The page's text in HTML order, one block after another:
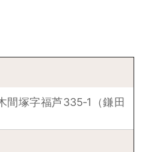
間塚字福芦335‐1（鎌田